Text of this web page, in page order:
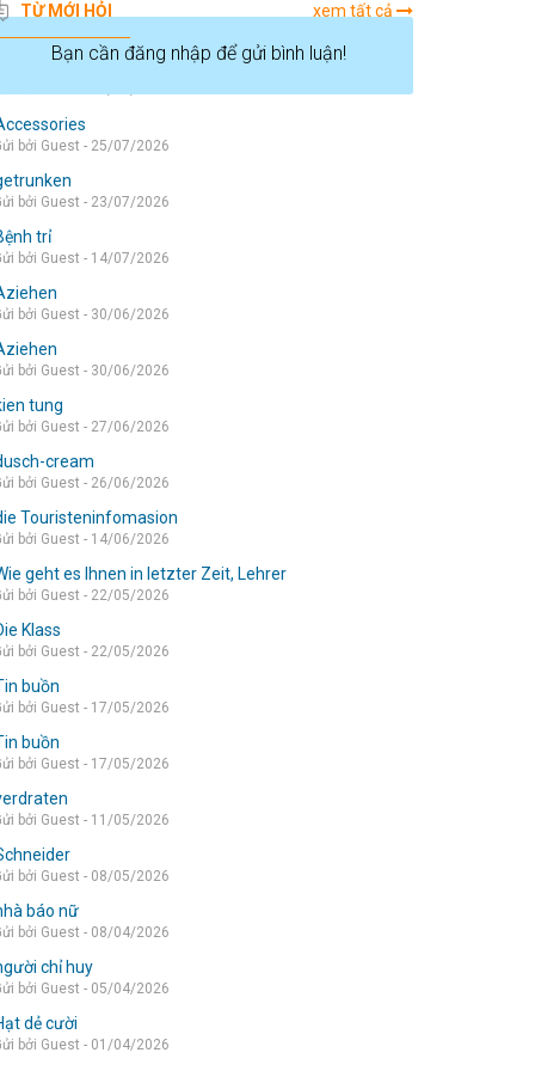
Bạn cần đăng nhập để gửi bình luận!
TỪ MỚI HỎI xem tất cả
die wohnung
bởi Guest - 25/07/2026
bởi Guest - 23/07/2026
trỉ
bởi Guest - 14/07/2026
bởi Guest - 30/06/2026
bởi Guest - 30/06/2026
tung
bởi Guest - 27/06/2026
cream
bởi Guest - 26/06/2026
Touristeninfomasion
bởi Guest - 14/06/2026
geht es Ihnen in letzter Zeit, Lehrer
bởi Guest - 22/05/2026
Klass
bởi Guest - 22/05/2026
buồn
bởi Guest - 17/05/2026
buồn
bởi Guest - 17/05/2026
bởi Guest - 11/05/2026
bởi Guest - 08/05/2026
báo nữ
bởi Guest - 08/04/2026
chỉ huy
bởi Guest - 05/04/2026
dẻ cười
bởi Guest - 01/04/2026